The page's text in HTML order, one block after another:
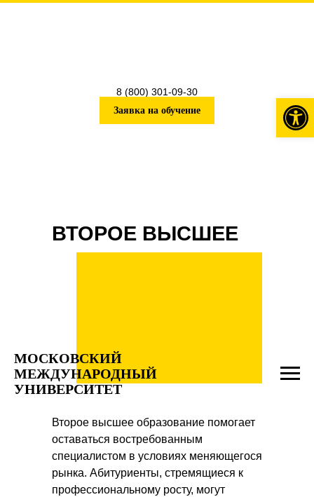
МОСКОВСКИЙ
МЕЖДУНАРОДНЫЙ
УНИВЕРСИТЕТ
8 (800) 301-09-30
Заявка на обучение
ВТОРОЕ ВЫСШЕЕ
Второе высшее образование помогает
оставаться востребованным
специалистом в условиях меняющегося
рынка. Абитуриенты, стремящиеся к
профессиональному росту, могут